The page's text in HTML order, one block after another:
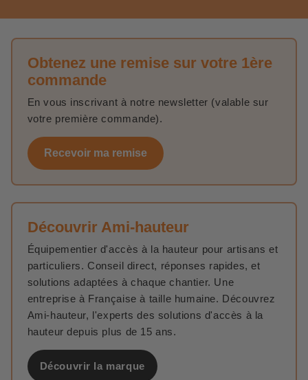
Obtenez une remise sur votre 1ère
commande
En vous inscrivant à notre newsletter (valable sur
votre première commande).
Recevoir ma remise
Découvrir Ami-hauteur
Équipementier d'accès à la hauteur pour artisans et
particuliers. Conseil direct, réponses rapides, et
solutions adaptées à chaque chantier. Une
entreprise à Française à taille humaine. Découvrez
Ami-hauteur, l'experts des solutions d'accès à la
hauteur depuis plus de 15 ans.
Découvrir la marque